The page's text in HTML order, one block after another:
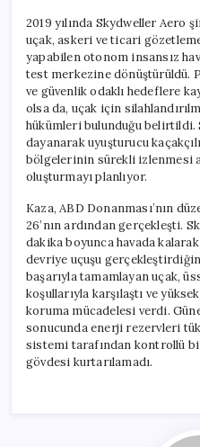
2019 yılında Skydweller Aero
uçak, askeri ve ticari
yapabilen otonom insansız
test merkezine dönüştürüldü.
ve güvenlik odaklı hedeflere
olsa da, uçak için
hükümleri bulunduğu
dayanarak uyuşturucu
bölgelerinin sürekli izlenmesi
oluşturmayı planlıyor.
Kaza, ABD Donanması’nın
26’nın ardından gerçekleşti.
dakika boyunca havada
devriye uçuşu
başarıyla tamamlayan uçak,
koşullarıyla karşılaştı ve
koruma mücadelesi verdi.
sonucunda enerji rezervleri
sistemi tarafından kontrollü
gövdesi kurtarılamadı.